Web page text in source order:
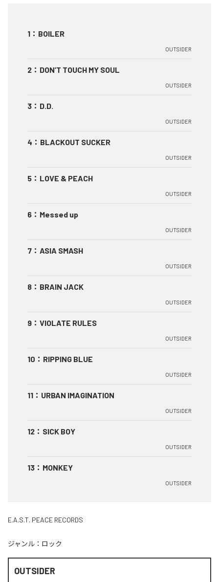
1 ： BOILER
OUTSIDER
2 ： DON’T TOUCH MY SOUL
OUTSIDER
3 ： D.D.
OUTSIDER
4 ： BLACKOUT SUCKER
OUTSIDER
5 ： LOVE & PEACH
OUTSIDER
6 ： Messed up
OUTSIDER
7 ： ASIA SMASH
OUTSIDER
8 ： BRAIN JACK
OUTSIDER
9 ： VIOLATE RULES
OUTSIDER
10 ： RIPPING BLUE
OUTSIDER
11 ： URBAN IMAGINATION
OUTSIDER
12 ： SICK BOY
OUTSIDER
13 ： MONKEY
OUTSIDER
E.A.S.T. PEACE RECORDS
ジャンル： ロック
OUTSIDER